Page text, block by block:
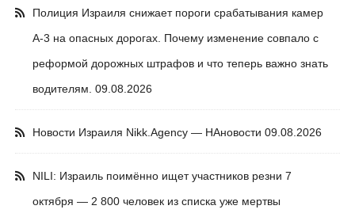
Полиция Израиля снижает пороги срабатывания камер
А-3 на опасных дорогах. Почему изменение совпало с
реформой дорожных штрафов и что теперь важно знать
водителям. 09.08.2026
Новости Израиля Nikk.Agency — НАновости 09.08.2026
NILI: Израиль поимённо ищет участников резни 7
октября — 2 800 человек из списка уже мертвы